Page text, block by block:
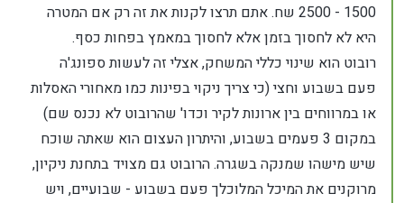
1500 - 2500 שח. אתם תרצו לקנות את זה רק אם המטרה
היא לא לחסוך בזמן אלא לחסוך במאמץ בפחות כסף.
רובוט הוא שינוי כללי המשחק, אצלי זה לעשות ספונג'ה
פעם בשבוע וחצי (כי צריך ניקוי בפינות כמו מאחורי האסלות
או במרווחים בין ארונות לקיר וכדו' שהרובוט לא נכנס שם)
במקום 3 פעמים בשבוע, והיתרון העצום הוא שאתה שוכח
שיש מישהו שמנקה בשגרה. הרובוט גם מצויד בתחנת ניקיון,
מרוקנים את המיכל המלוכלך פעם בשבוע - שבועיים, ויש